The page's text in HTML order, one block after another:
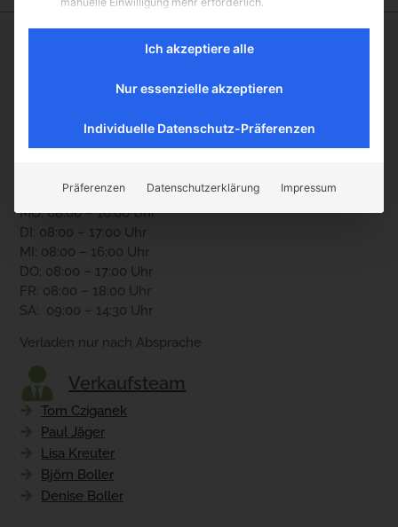
Boller Rocks KG
Holzheimerstr. 87
35428 Langgöns
Öffnungszeiten
MO: 08:00 – 16:00 Uhr
DI: 08:00 – 17:00 Uhr
MI: 08:00 – 16:00 Uhr
DO: 08:00 – 17:00 Uhr
FR: 08:00 – 18:00 Uhr
SA: 09:00 – 14:30 Uhr
Verladen nur nach Absprache
Verkaufsteam
Tom Cziganek
Paul Jäger
Lisa Kreuter
Björn Boller
Denise Boller
Ich akzeptiere alle
Nur essenzielle akzeptieren
Individuelle Datenschutz-Präferenzen
Präferenzen Datenschutzerklärung Impressum